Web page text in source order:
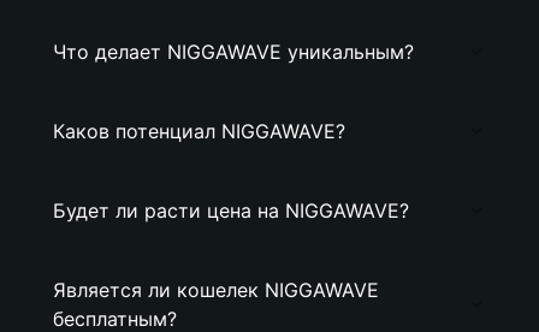
Что делает NIGGAWAVE уникальным?
Каков потенциал NIGGAWAVE?
Будет ли расти цена на NIGGAWAVE?
Является ли кошелек NIGGAWAVE
бесплатным?